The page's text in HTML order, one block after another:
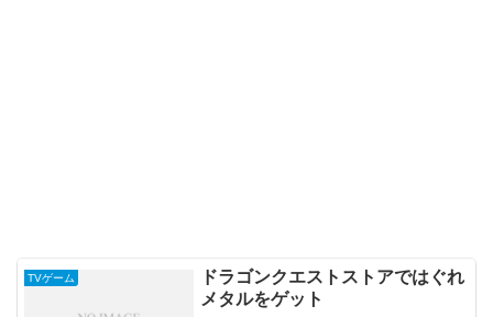
TVゲーム
ドラゴンクエストストアではぐれ
メタルをゲット